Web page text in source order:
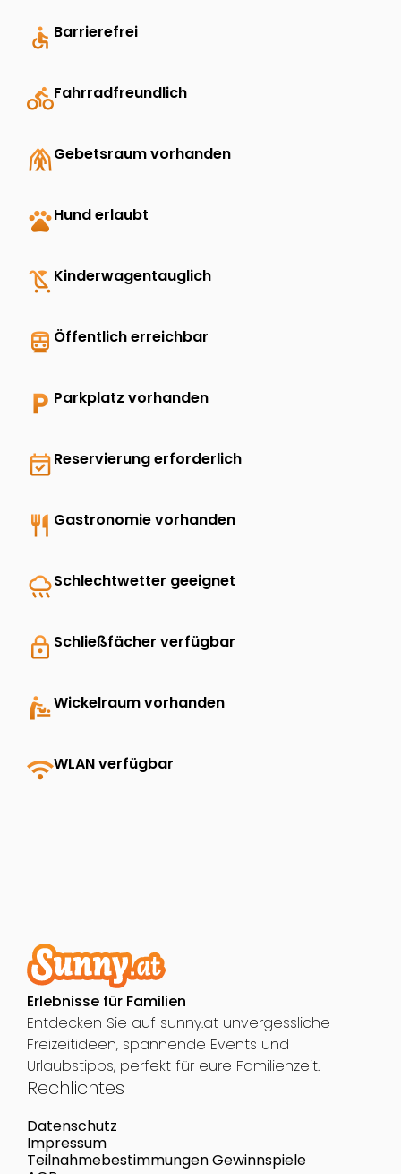
accessible Barrierefrei
directions_bikeFahrradfreundlich
folded_handsGebetsraum vorhanden
petsHund erlaubt
child_friendly Kinderwagentauglich
directions_transit Öffentlich erreichbar
local_parking Parkplatz vorhanden
event_availableReservierung erforderlich
restaurant Gastronomie vorhanden
rainySchlechtwetter geeignet
lock Schließfächer verfügbar
baby_changing_stationWickelraum vorhanden
wifiWLAN verfügbar
Erlebnisse für Familien
Entdecken Sie auf sunny.at unvergessliche
Freizeitideen, spannende Events und
Urlaubstipps, perfekt für eure Familienzeit.
Rechlichtes
Datenschutz
Impressum
Teilnahmebestimmungen Gewinnspiele